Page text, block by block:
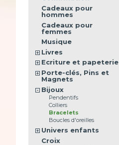
Cadeaux pour
hommes
Cadeaux pour
femmes
Musique
Livres
Ecriture et papeterie
Porte-clés, Pins et
Magnets
Bijoux
Pendentifs
Colliers
Bracelets
Boucles d'oreilles
Univers enfants
Croix